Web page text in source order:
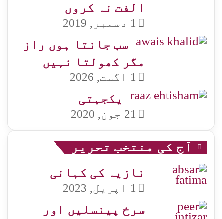
الفت نہ کروں
1 دسمبر, 2019
سب جانتا ہوں راز
مگر کھولتا نہیں
1 اگست, 2026
یکجہتی
21 جون, 2020
آج کی منتخب تحریر
نازیہ کی کہانی
1 اپریل, 2023
سرخ پینسلیں اور